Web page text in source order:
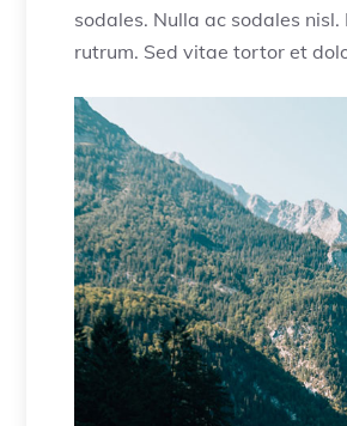
sodales. Nulla ac sodales
rutrum. Sed vitae tortor et